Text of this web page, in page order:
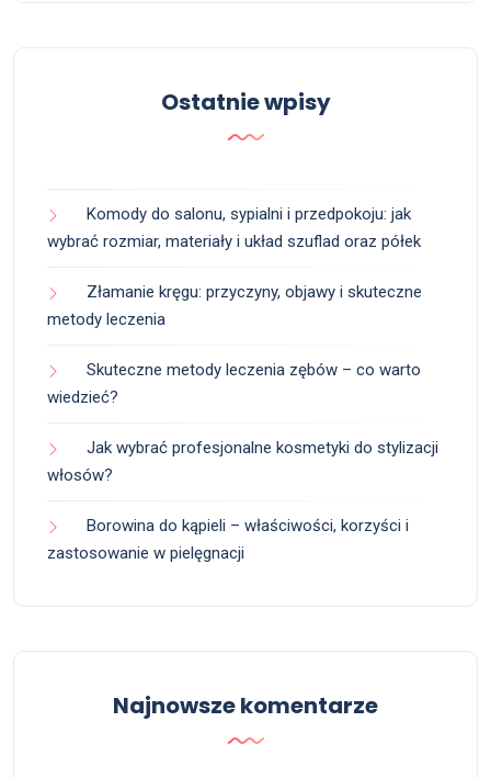
Ostatnie wpisy
Komody do salonu, sypialni i przedpokoju: jak
wybrać rozmiar, materiały i układ szuflad oraz półek
Złamanie kręgu: przyczyny, objawy i skuteczne
metody leczenia
Skuteczne metody leczenia zębów – co warto
wiedzieć?
Jak wybrać profesjonalne kosmetyki do stylizacji
włosów?
Borowina do kąpieli – właściwości, korzyści i
zastosowanie w pielęgnacji
Najnowsze komentarze